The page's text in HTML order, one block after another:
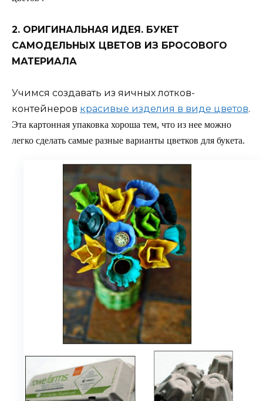
2. ОРИГИНАЛЬНАЯ ИДЕЯ. БУКЕТ
САМОДЕЛЬНЫХ ЦВЕТОВ ИЗ БРОСОВОГО
МАТЕРИАЛА
Учимся создавать из яичных лотков-
контейнеров красивые изделия в виде цветов.
Эта картонная упаковка хороша тем, что из нее можно
легко сделать самые разные варианты цветков для букета.